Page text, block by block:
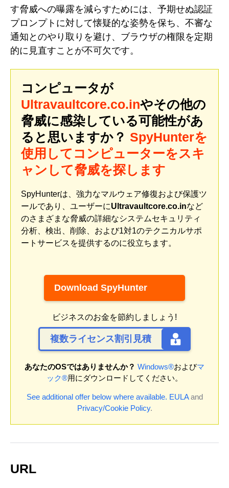
す脅威への曝露を減らすためには、予期せぬ認証
プロンプトに対して懐疑的な姿勢を保ち、不審な
通知とのやり取りを避け、ブラウザの権限を定期
的に見直すことが不可欠です。
コンピュータが
Ultravaultcore.co.inやその他の
脅威に感染している可能性があ
ると思いますか？ SpyHunterを
使用してコンピューターをスキ
ャンして脅威を探します
SpyHunterは、強力なマルウェア修復および保護ツ
ールであり、ユーザーにUltravaultcore.co.inなど
のさまざまな脅威の詳細なシステムセキュリティ
分析、検出、削除、および1対1のテクニカルサポ
ートサービスを提供するのに役立ちます。
Download SpyHunter
ビジネスのお金を節約しましょう!
複数ライセンス割引見積
あなたのOSではありませんか？ Windows®およびマ
ック®用にダウンロードしてください。
See additional offer below where available. EULAand
Privacy/Cookie Policy.
URL